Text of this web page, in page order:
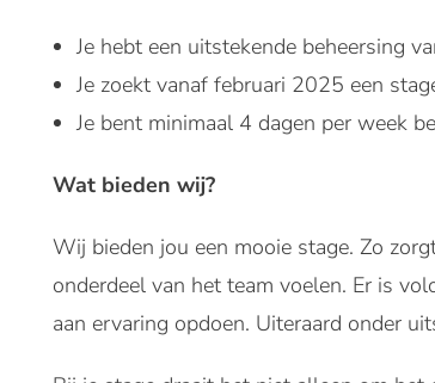
Je hebt een uitstekende beheersing
Je zoekt vanaf februari 2025 een
Je bent minimaal 4 dagen per week
Wat bieden wij?
Wij bieden jou een mooie stage. Zo
onderdeel van het team voelen. Er is
aan ervaring opdoen. Uiteraard onder